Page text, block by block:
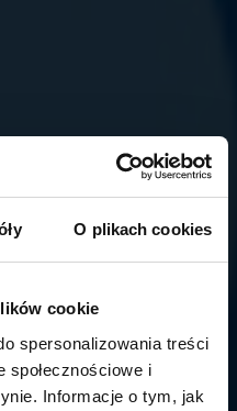
O plikach cookies
cookie
spersonalizowania treści
społecznościowe i
Informacje o tym, jak